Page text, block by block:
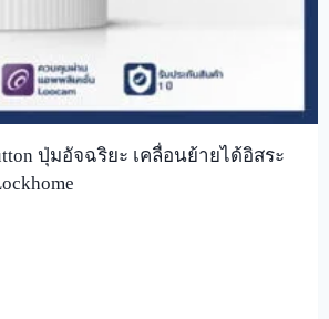
ปุ่มอัจฉริยะ เคลื่อนย้ายได้อิสระ